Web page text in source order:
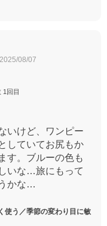
2025/08/07
1回目
いけど、ワンピー
していてお尻もか
す。ブルーの色も
いな…旅にもって
かな…
使う／季節の変わり目に敏